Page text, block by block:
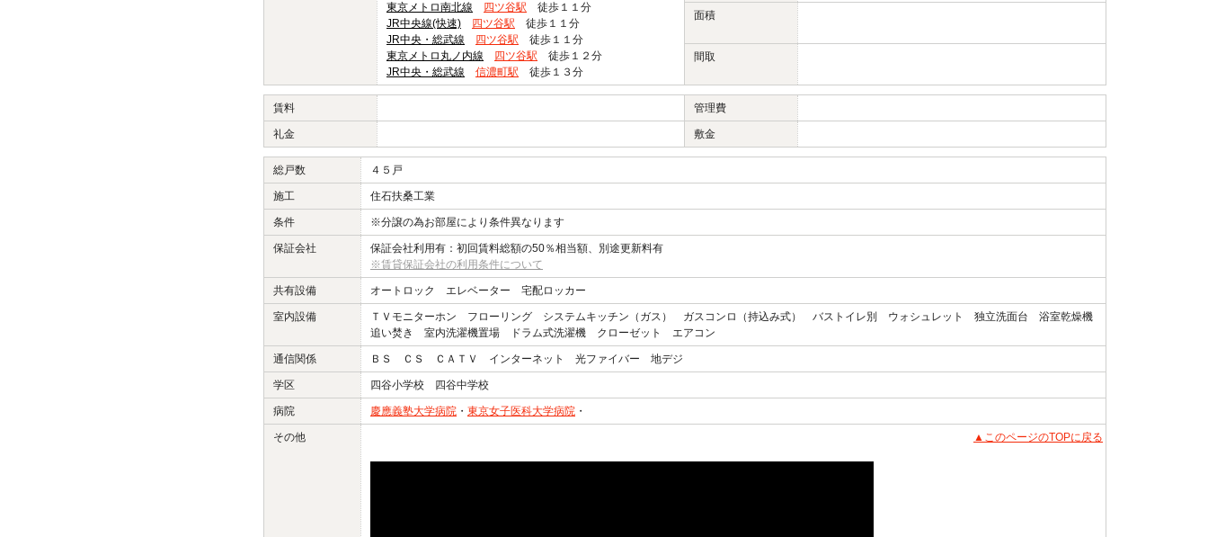
東京メトロ南北線
四ツ谷駅 徒歩１１分
JR中央線(快速)
四ツ谷駅 徒歩１１分
JR中央・総武線
四ツ谷駅 徒歩１１分
東京メトロ丸ノ内線
四ツ谷駅 徒歩１２分
JR中央・総武線
信濃町駅 徒歩１３分
面積
間取
賃料 管理費
礼金 敷金
総戸数 ４５戸
施工 住石扶桑工業
条件 ※分譲の為お部屋により条件異なります
保証会社
保証会社利用有：初回賃料総額の50％相当額、別途更新料有
※賃貸保証会社の利用条件について
共有設備 オートロック エレベーター 宅配ロッカー
室内設備
ＴＶモニターホン フローリング システムキッチン（ガス） ガスコンロ（持込み式） バストイレ別 ウォシュレット 独立洗面台 浴室乾燥機
追い焚き 室内洗濯機置場 ドラム式洗濯機 クローゼット エアコン
通信関係 ＢＳ ＣＳ ＣＡＴＶ インターネット 光ファイバー 地デジ
学区 四谷小学校 四谷中学校
病院 慶應義塾大学病院 ・ 東京女子医科大学病院 ・
その他 ▲このページのTOPに戻る